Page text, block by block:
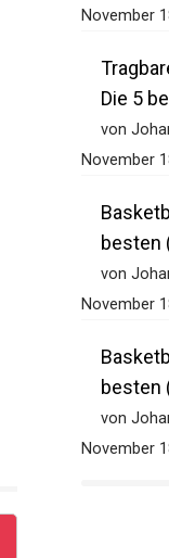
von
Die 5
von
besten
von
besten
von